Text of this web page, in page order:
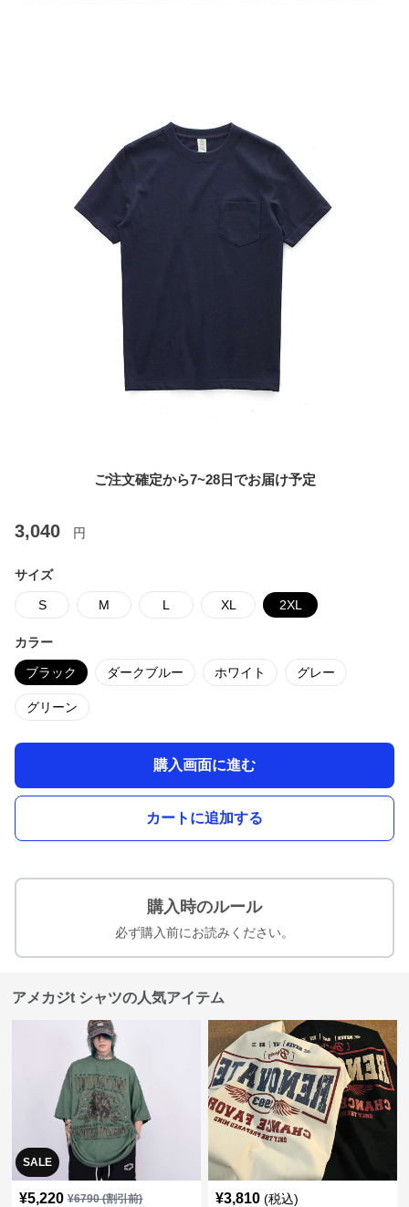
ご注文確定から7~28日でお届け予定
3,040 円
サイズ
S M L XL 2XL
カラー
ブラック ダークブルー ホワイト グレー
グリーン
購入画面に進む
カートに追加する
購入時のルール
必ず購入前にお読みください。
アメカジt シャツの人気アイテム
SALE
¥5,220 ¥6790(割引前) ¥3,810 (税込)